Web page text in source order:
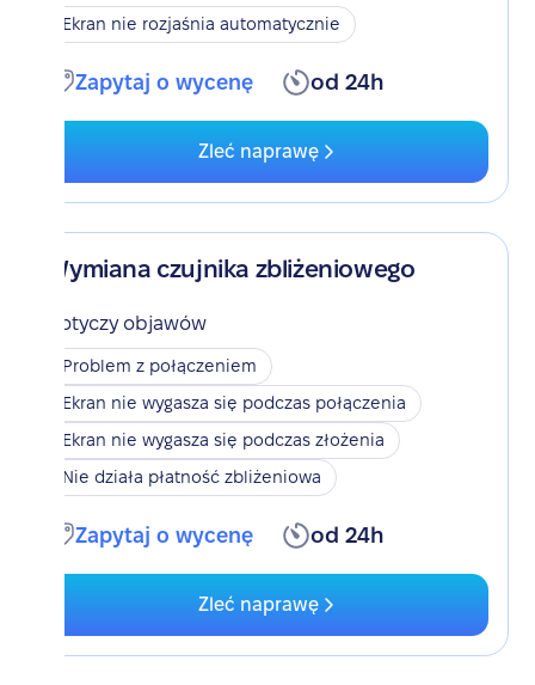
Ekran nie rozjaśnia automatycznie
Zapytaj o wycenę od 24h
Zleć naprawę
Wymiana czujnika zbliżeniowego
Dotyczy objawów
Problem z połączeniem
Ekran nie wygasza się podczas połączenia
Ekran nie wygasza się podczas złożenia
Nie działa płatność zbliżeniowa
Zapytaj o wycenę od 24h
Zleć naprawę